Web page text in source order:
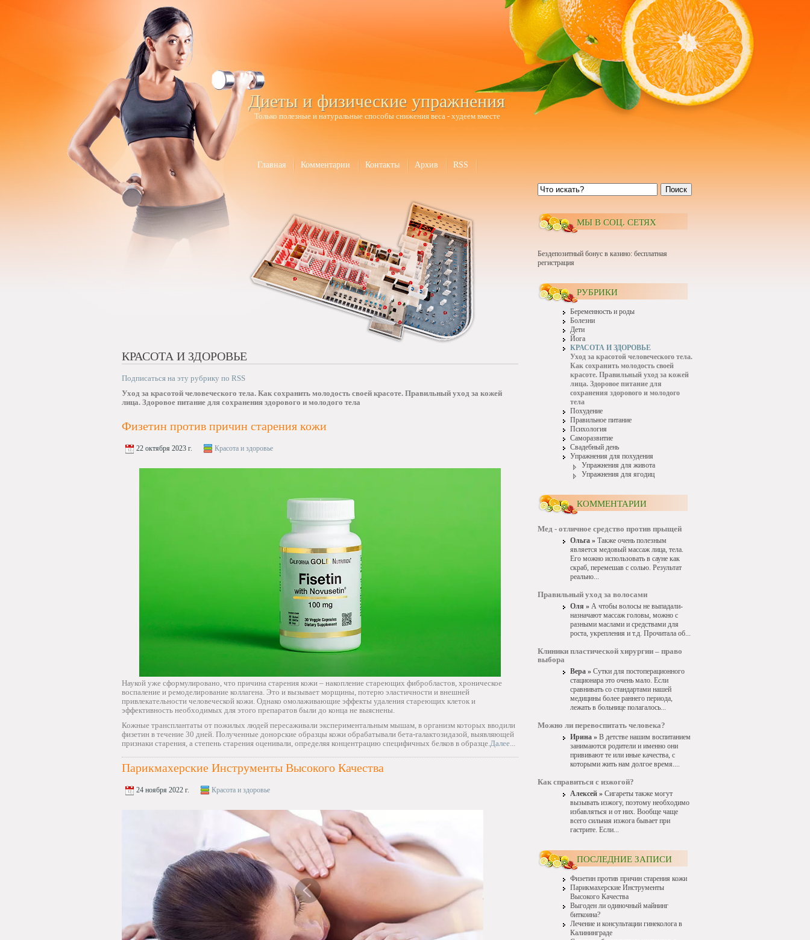
Диеты и физические упражнения
Только полезные и натуральные способы снижения веса - худеем вместе
Главная Комментарии Контакты Архив RSS
КРАСОТА И ЗДОРОВЬЕ
Подписаться на эту рубрику по RSS
Уход за красотой человеческого тела. Как сохранить молодость своей красоте. Правильный уход за кожей
лица. Здоровое питание для сохранения здорового и молодого тела
Физетин против причин старения кожи
22 октября 2023 г. Красота и здоровье
Наукой уже сформулировано, что причина старения кожи – накопление стареющих фибробластов, хроническое
воспаление и ремоделирование коллагена. Это и вызывает морщины, потерю эластичности и внешней
привлекательности человеческой кожи. Однако омолаживающие эффекты удаления стареющих клеток и
эффективность необходимых для этого препаратов были до конца не выяснены.
Кожные трансплантаты от пожилых людей пересаживали экспериментальным мышам, в организм которых вводили
физетин в течение 30 дней. Полученные донорские образцы кожи обрабатывали бета-галактозидазой, выявляющей
признаки старения, а степень старения оценивали, определяя концентрацию специфичных белков в образце.Далее...
Парикмахерские Инструменты Высокого Качества
24 ноября 2022 г. Красота и здоровье
Поиск
МЫ В СОЦ. СЕТЯХ
Бездепозитный бонус в казино: бесплатная
регистрация
РУБРИКИ
Беременность и роды
Болезни
Дети
Йога
КРАСОТА И ЗДОРОВЬЕ
Уход за красотой человеческого тела.
Как сохранить молодость своей
красоте. Правильный уход за кожей
лица. Здоровое питание для
сохранения здорового и молодого
тела
Похудение
Правильное питание
Психология
Саморазвитие
Свадебный день
Упражнения для похудения
Упражнения для живота
Упражнения для ягодиц
КОММЕНТАРИИ
Мед - отличное средство против прыщей
Ольга » Также очень полезным
является медовый массаж лица, тела.
Его можно использовать в сауне как
скраб, перемешав с солью. Результат
реально...
Правильный уход за волосами
Оля » А чтобы волосы не выпадали-
назначают массаж головы, можно с
разными маслами и средствами для
роста, укрепления и т.д. Прочитала об...
Клиники пластической хирургии – право
выбора
Вера » Сутки для постоперационного
стационара это очень мало. Если
сравнивать со стандартами нашей
медицины более раннего периода,
лежать в больнице полагалось...
Можно ли перевоспитать человека?
Ирина » В детстве нашим воспитанием
занимаются родители и именно они
прививают те или иные качества, с
которыми жить нам долгое время....
Как справиться с изжогой?
Алексей » Сигареты также могут
вызывать изжогу, поэтому необходимо
избавляться и от них. Вообще чаще
всего сильная изжога бывает при
гастрите. Если...
ПОСЛЕДНИЕ ЗАПИСИ
Физетин против причин старения кожи
Парикмахерские Инструменты
Высокого Качества
Выгоден ли одиночный майнинг
биткоина?
Лечение и консультации гинеколога в
Калининграде